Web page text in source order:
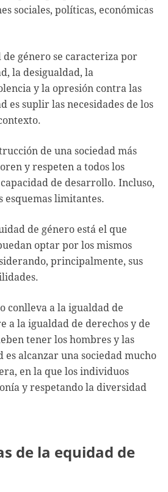
sociales, políticas, económicas
género se caracteriza por
la desigualdad, la
y la opresión contra las
es suplir las necesidades de los
de una sociedad más
y respeten a todos los
de desarrollo. Incluso,
esquemas limitantes.
de género está el que
optar por los mismos
principalmente, sus
conlleva a la igualdad de
a la igualdad de derechos y de
tener los hombres y las
alcanzar una sociedad mucho
en la que los individuos
y respetando la diversidad
de la equidad de